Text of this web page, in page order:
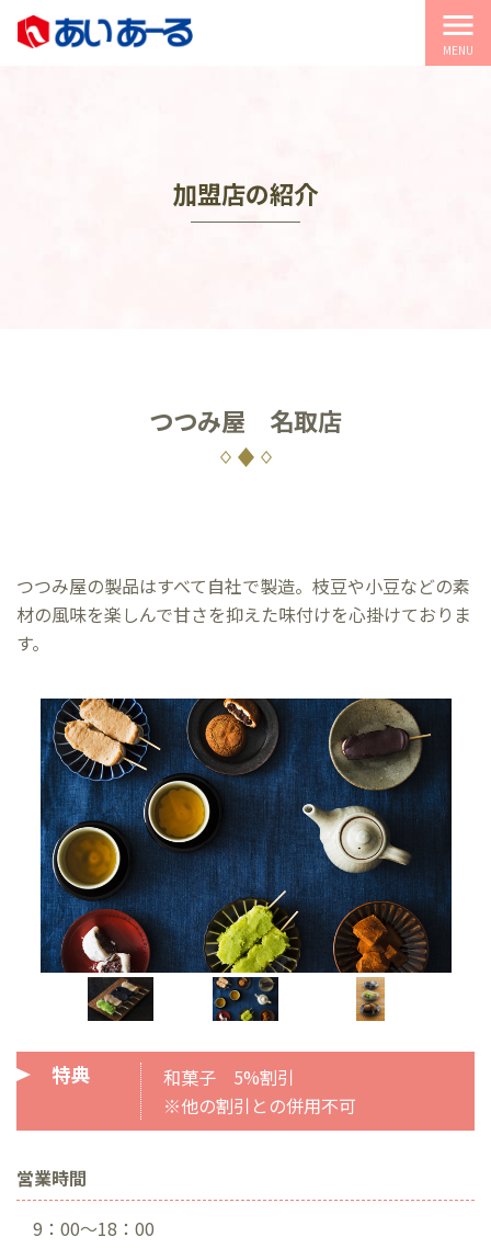
menu
MENU
加盟店の紹介
つつみ屋 名取店
つつみ屋の製品はすべて自社で製造。枝豆や小豆などの素
材の風味を楽しんで甘さを抑えた味付けを心掛けておりま
す。
特典
和菓子 5%割引
※他の割引との併用不可
営業時間
9：00～18：00